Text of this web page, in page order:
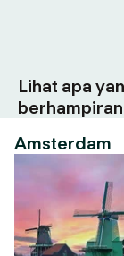
Lihat apa
Amsterdam